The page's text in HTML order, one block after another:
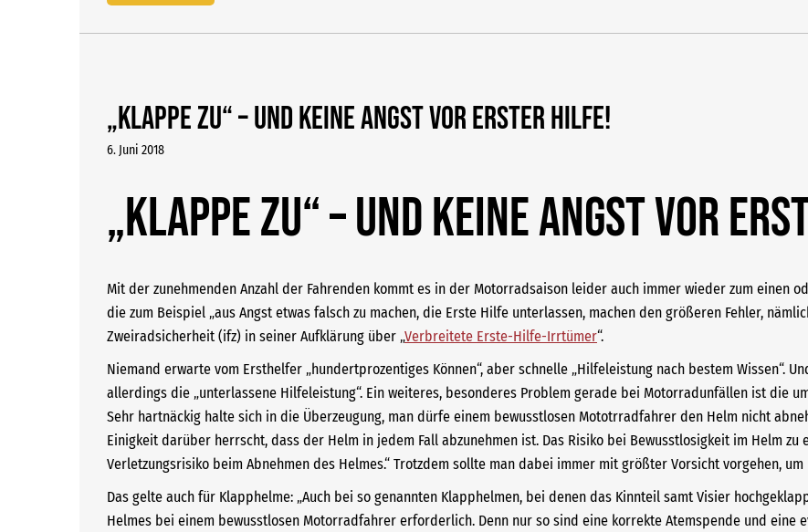
„Klappe zu“ – und keine Angst vor Erster Hilfe!
6. Juni 2018
„Klappe zu“ – und keine Angst vor
Mit der zunehmenden Anzahl der Fahrenden kommt es in der Motorradsaison leider auch immer wieder zum einen
die zum Beispiel „aus Angst etwas falsch zu machen, die Erste Hilfe unterlassen, machen den größeren Fehler,
Zweiradsicherheit (ifz) in seiner Aufklärung über „Verbreitete Erste-Hilfe-Irrtümer“.
Niemand erwarte vom Ersthelfer „hundertprozentiges Können“, aber schnelle „Hilfeleistung nach bestem Wissen“.
allerdings die „unterlassene Hilfeleistung“. Ein weiteres, besonderes Problem gerade bei Motorradunfällen ist die
Sehr hartnäckig halte sich in die Überzeugung, man dürfe einem bewusstlosen Mototrradfahrer den Helm nicht
Einigkeit darüber herrscht, dass der Helm in jedem Fall abzunehmen ist. Das Risiko bei Bewusstlosigkeit im Helm
Verletzungsrisiko beim Abnehmen des Helmes.“ Trotzdem sollte man dabei immer mit größter Vorsicht vorgehen,
Das gelte auch für Klapphelme: „Auch bei so genannten Klapphelmen, bei denen das Kinnteil samt Visier
Helmes bei einem bewusstlosen Motorradfahrer erforderlich. Denn nur so sind eine korrekte Atemspende und eine